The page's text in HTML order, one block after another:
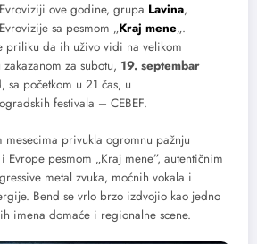
ove godine, grupa Lavina,
sa pesmom „Kraj mene„.
priliku da ih uživo vidi na velikom
za subotu, 19. septembar
sa početkom u 21 čas, u
festivala – CEBEF.
mesecima privukla ogromnu pažnju
pesmom „Kraj mene”, autentičnim
metal zvuka, moćnih vokala i
Bend se vrlo brzo izdvojio kao jedno
imena domaće i regionalne scene.